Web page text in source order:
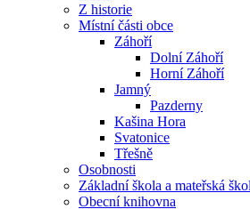
Z historie
Místní části obce
Záhoří
Dolní Záhoří
Horní Záhoří
Jamný
Pazderny
Kašina Hora
Svatonice
Třešně
Osobnosti
Základní škola a mateřská
Obecní knihovna